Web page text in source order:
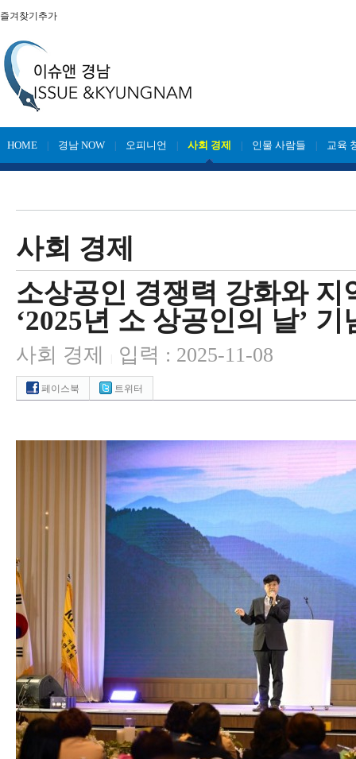
즐겨찾기추가
HOME 경남 NOW 오피니언 사회 경제 인물 사람들 교육
사회 경제
소상공인 경쟁력 강화와
‘2025년 소 상공인의 날’ 기
사회 경제 입력 : 2025-11-08
페이스북 트위터